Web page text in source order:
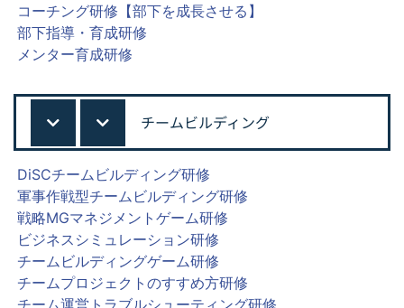
コーチング研修【部下を成長させる】
部下指導・育成研修
メンター育成研修
チームビルディング
DiSCチームビルディング研修
軍事作戦型チームビルディング研修
戦略MGマネジメントゲーム研修
ビジネスシミュレーション研修
チームビルディングゲーム研修
チームプロジェクトのすすめ方研修